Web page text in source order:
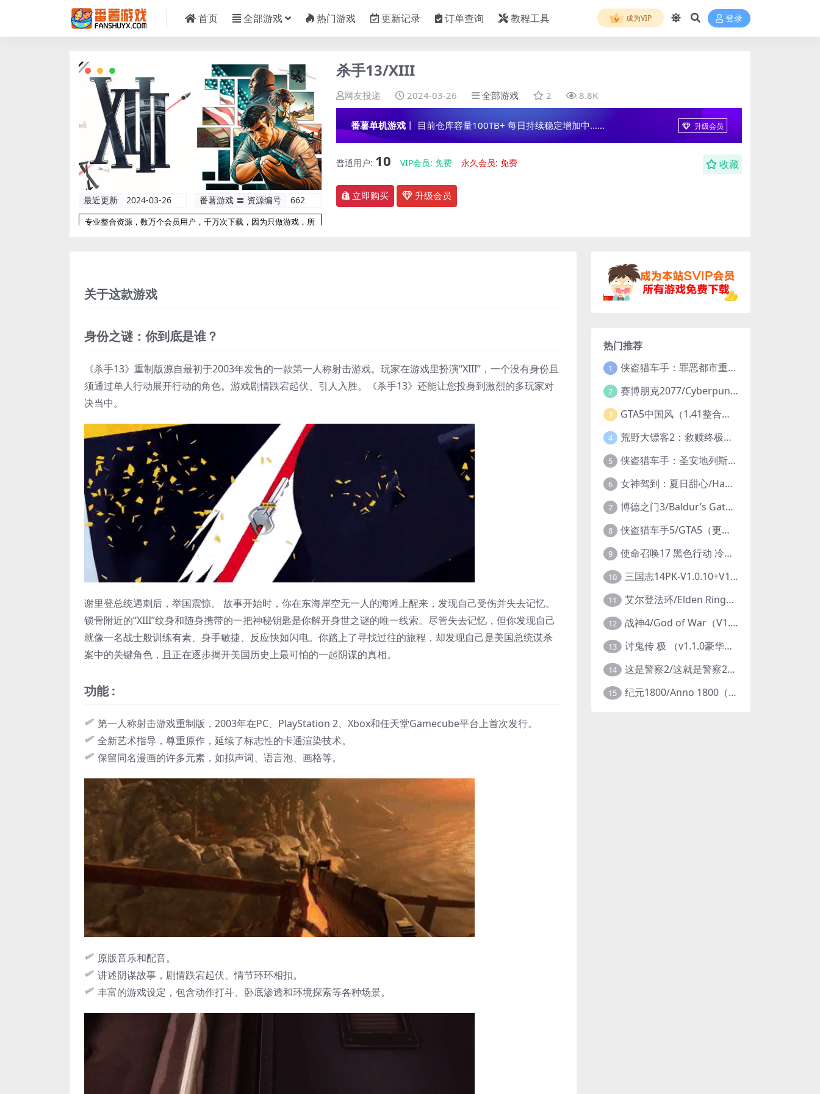
首页 全部游戏 热门游戏 更新记录 订单查询 教程工具 成为VIP 登录
最近更新 2024-03-26 番薯游戏 〓 资源编号 662
专业整合资源，数万个会员用户，千万次下载，因为只做游戏，所
杀手13/XIII
网友投递 2024-03-26 全部游戏 2 8.8K
番薯单机游戏 丨 目前仓库容量100TB+ 每日持续稳定增加中...... 升级会员
普通用户: 10 VIP会员:免费 永久会员:免费 收藏
立即购买 升级会员
关于这款游戏
身份之谜：你到底是谁？
《杀手13》重制版源自最初于2003年发售的一款第一人称射击游戏。玩家在游戏里扮演“XIII”，一个没有身份且
须通过单人行动展开行动的角色。游戏剧情跌宕起伏、引人入胜。《杀手13》还能让您投身到激烈的多玩家对
决当中。
谢里登总统遇刺后，举国震惊。 故事开始时，你在东海岸空无一人的海滩上醒来，发现自己受伤并失去记忆。
锁骨附近的“XIII”纹身和随身携带的一把神秘钥匙是你解开身世之谜的唯一线索。尽管失去记忆，但你发现自己
就像一名战士般训练有素、身手敏捷、反应快如闪电。你踏上了寻找过往的旅程，却发现自己是美国总统谋杀
案中的关键角色，且正在逐步揭开美国历史上最可怕的一起阴谋的真相。
功能 :
第一人称射击游戏重制版，2003年在PC、PlayStation 2、Xbox和任天堂Gamecube平台上首次发行。
全新艺术指导，尊重原作，延续了标志性的卡通渲染技术。
保留同名漫画的许多元素，如拟声词、语言泡、画格等。
原版音乐和配音。
讲述阴谋故事，剧情跌宕起伏、情节环环相扣。
丰富的游戏设定，包含动作打斗、卧底渗透和环境探索等各种场景。
热门推荐
1 侠盗猎车手：罪恶都市重制版/Grand Theft Auto: Vice City – The Definitive Edition
2 赛博朋克2077/Cyberpunk 2077（更新v2.20全DLC）
3 GTA5中国风（1.41整合版1300辆真车+183位美女与英雄+200%存档）
4 荒野大镖客2：救赎终极版/大表哥2/Red Dead Redemption 2: Ultimate Edition（更新v1491.50终极版）
5 侠盗猎车手：圣安地列斯重制版/Grand Theft Auto: San Andreas – The Definitive Edition（更新v1.113.49697469）
6 女神驾到：夏日甜心/Happy Together（模拟器版-升级豪华终极珍藏版+全DLC）
7 博德之门3/Baldur’s Gate 3（更新v4.1.1.7209685）
8 侠盗猎车手5/GTA5（更新v1.70纯净版-内置修改器+通关存档）
9 使命召唤17 黑色行动 冷战V1.34 全DLC 官方中文版COD17
10 三国志14PK-V1.0.10+V1.0.25-威力加强豪华版（武将面容套装-全DLC+季票+特典+中文语音+编辑修改器）
11 艾尔登法环/Elden Ring（更新v1.14 ）
12 战神4/God of War（V1.0.13-斗战狂神-奎爷的裁决+全DLC）
13 讨鬼传 极 （v1.1.0豪华版）
14 这是警察2/这就是警察2/This is Police
15 纪元1800/Anno 1800（豪华版全DLCv9.2.972600）